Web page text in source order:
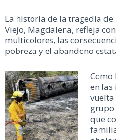
La historia de la tragedia de
Viejo, Magdalena, refleja
multicolores, las
pobreza y el abandono
en las
grupo
que